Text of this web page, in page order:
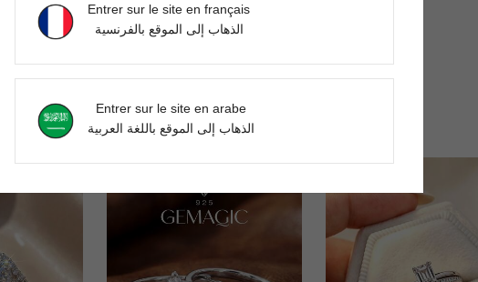
Entrer sur le site en français
الذهاب إلى الموقع بالفرنسية
Entrer sur le site en arabe
الذهاب إلى الموقع باللغة العربية